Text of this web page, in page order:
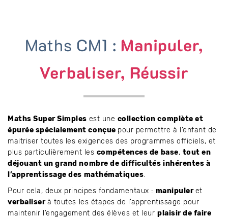
Maths CM1 : Manipuler,
Verbaliser, Réussir
Maths Super Simples est une collection complète et
épurée spécialement conçue pour permettre à l’enfant de
maitriser toutes les exigences des programmes officiels, et
plus particulièrement les compétences de base, tout en
déjouant un grand nombre de difficultés inhérentes à
l’apprentissage des mathématiques.
Pour cela, deux principes fondamentaux : manipuler et
verbaliser à toutes les étapes de l’apprentissage pour
maintenir l’engagement des élèves et leurplaisir de faire